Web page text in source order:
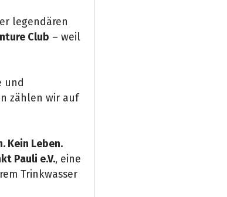
legendären
Club – weil
und
zählen wir auf
Kein Leben.
Pauli e.V., eine
Trinkwasser